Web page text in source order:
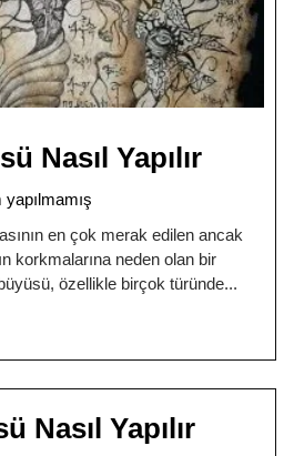
Nasıl Yapılır
yapılmamış
en çok merak edilen ancak
korkmalarına neden olan bir
özellikle birçok türünde
Nasıl Yapılır